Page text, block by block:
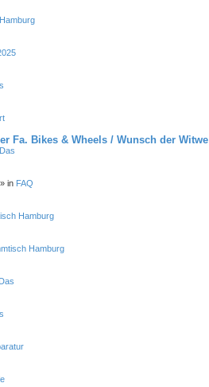
Fa. Bikes & Wheels / Wunsch der Witwe
» in FAQ
Hamburg
Hamburg